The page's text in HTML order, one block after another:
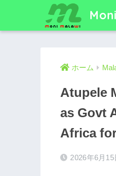
ホーム
Atupele
as Govt
Africa
2026年6月15